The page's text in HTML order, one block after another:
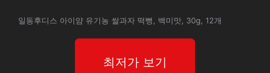
일동후디스 아이얌 유기농 쌀과자 떡뻥, 백미맛, 30g, 12개
최저가 보기